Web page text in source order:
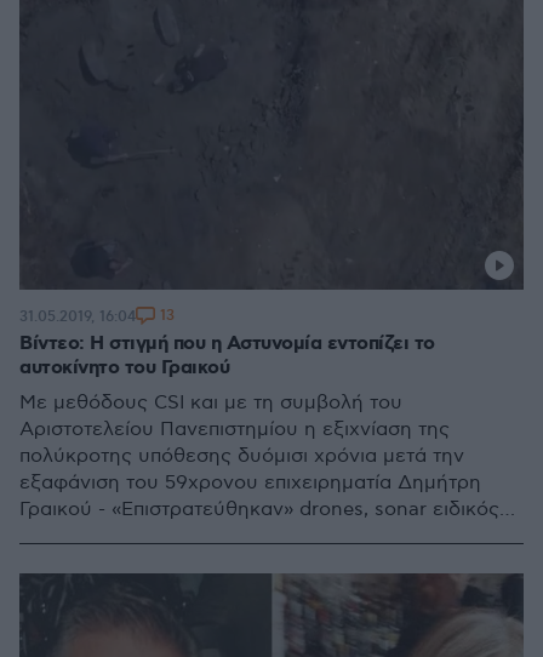
Βίντεο: Η στιγμή που η Αστυνομία εντοπίζει το
αυτοκίνητο του Γραικού
Mε μεθόδους CSI και με τη συμβολή του
Αριστοτελείου Πανεπιστημίου η εξιχνίαση της
πολύκροτης υπόθεσης δυόμισι χρόνια μετά την
εξαφάνιση του 59χρονου επιχειρηματία Δημήτρη
Γραικού - «Επιστρατεύθηκαν» drones, sonar ειδικός
31.05.2019, 16:04 13